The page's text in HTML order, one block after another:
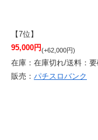
【7位】
95,000円(+62,000円)
在庫：在庫切れ/送料：
販売： パチスロバンク